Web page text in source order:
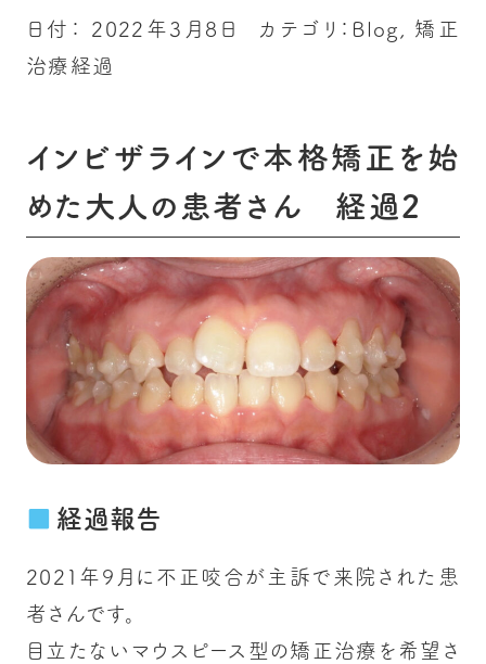
日付： 2022年3月8日 カテゴリ： Blog
矯正
治療経過
インビザラインで本格矯正を始
めた大人の患者さん 経過2
経過報告
2021年9月に不正咬合が主訴で来院された患
者さんです。
目立たないマウスピース型の矯正治療を希望さ